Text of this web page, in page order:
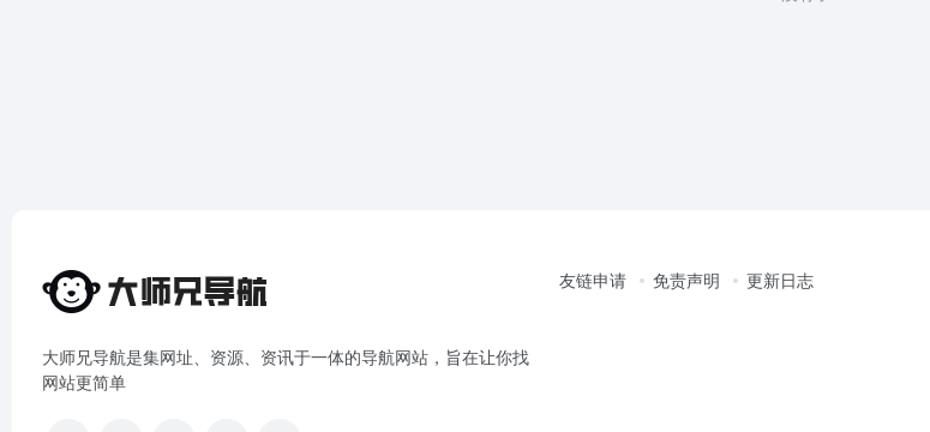
大师兄导航是集网址、资源、资讯于一体的导航网站，旨在让你找
网站更简单
友链申请 免责声明 更新日志